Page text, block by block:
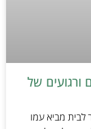
ורגועים של
לבית מביא עמו